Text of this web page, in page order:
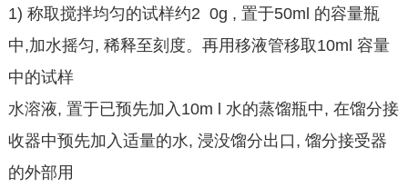
1) 称取搅拌均匀的试样约2 0g , 置于50ml 的容量瓶
中,加水摇匀, 稀释至刻度。再用移液管移取10ml 容量
中的试样
水溶液, 置于已预先加入10m l 水的蒸馏瓶中, 在馏分接
收器中预先加入适量的水, 浸没馏分出口, 馏分接受器
的外部用